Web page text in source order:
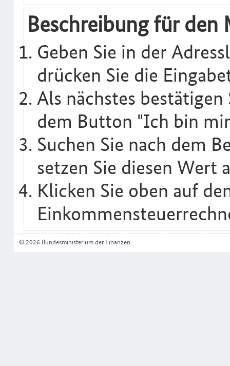
Beschreibung für den
Geben Sie in der
drücken Sie die
Als nächstes
dem Button "Ich bin
Suchen Sie nach dem
setzen Sie diesen Wert
Klicken Sie oben auf
© 2026 Bundesministerium der Finanzen